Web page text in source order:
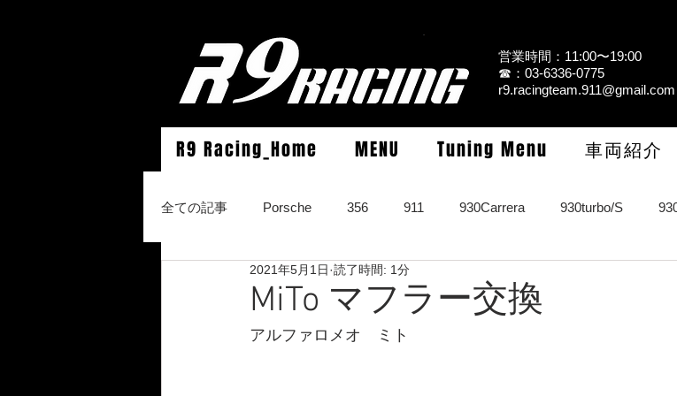
営業時間：11:00〜19:00
☎：03-6336-0775
r9.racingteam.911@gmail.com
R9 Racing_Home MENU Tuning Menu 車両紹介
全ての記事 Porsche 356 911 930Carrera 930turbo/S
964Carrera2/Werks turbo look/4/RS 964turbo/S/limited
MiTo マフラー交換
2021年5月1日 読了時間: 1分
アルファロメオ　ミト